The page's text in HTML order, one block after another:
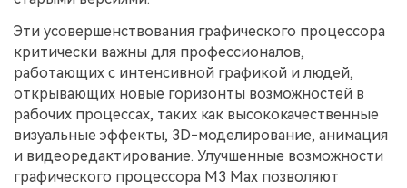
Эти усовершенствования графического процессора
критически важны для профессионалов,
работающих с интенсивной графикой и людей,
открывающих новые горизонты возможностей в
рабочих процессах, таких как высококачественные
визуальные эффекты, 3D-моделирование, анимация
и видеоредактирование. Улучшенные возможности
графического процессора M3 Max позволяют